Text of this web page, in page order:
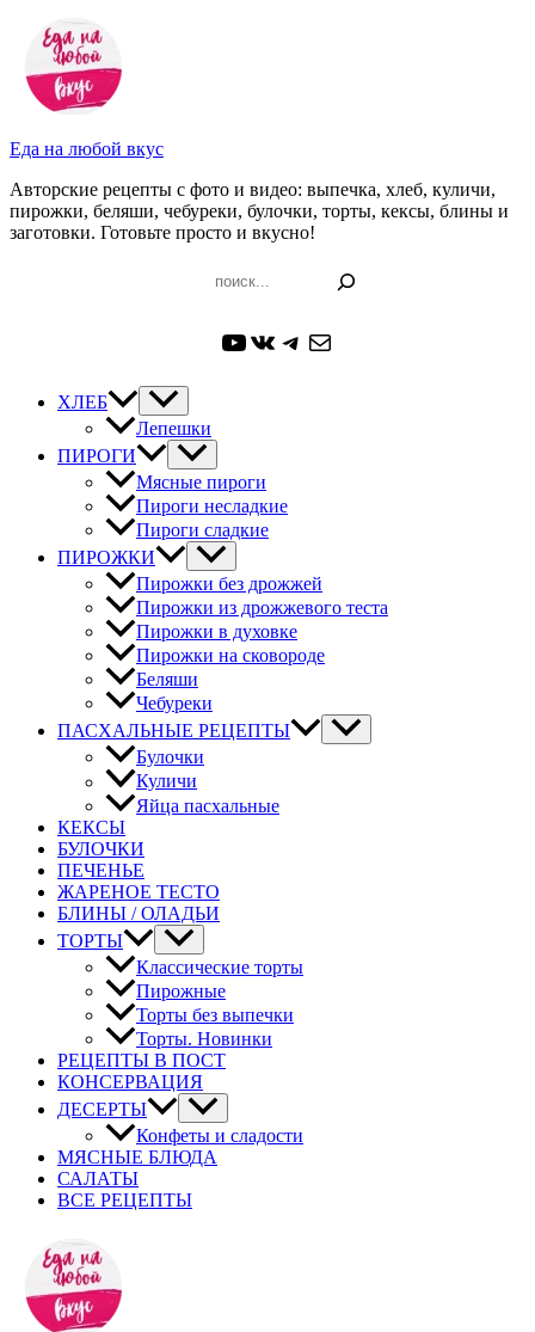
Перейти
содержимому
Еда на любой вкус
Авторские рецепты с фото и видео: выпечка, хлеб, куличи,
пирожки, беляши, чебуреки, булочки, торты, кексы, блины и
заготовки. Готовьте просто и вкусно!
YouTube
ВКонтакте
Telegram
Почта
ХЛЕБ
Лепешки
ПИРОГИ
Мясные пироги
Пироги несладкие
Пироги сладкие
ПИРОЖКИ
Пирожки без дрожжей
Пирожки из дрожжевого теста
Пирожки в духовке
Пирожки на сковороде
Беляши
Чебуреки
ПАСХАЛЬНЫЕ РЕЦЕПТЫ
Булочки
Куличи
Яйца пасхальные
КЕКСЫ
БУЛОЧКИ
ПЕЧЕНЬЕ
ЖАРЕНОЕ ТЕСТО
БЛИНЫ / ОЛАДЬИ
ТОРТЫ
Классические торты
Пирожные
Торты без выпечки
Торты. Новинки
РЕЦЕПТЫ В ПОСТ
КОНСЕРВАЦИЯ
ДЕСЕРТЫ
Конфеты и сладости
МЯСНЫЕ БЛЮДА
САЛАТЫ
ВСЕ РЕЦЕПТЫ